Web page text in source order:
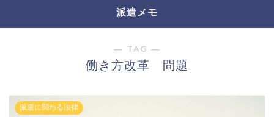
派遣メモ
― TAG ―
働き方改革 問題
派遣に関わる法律